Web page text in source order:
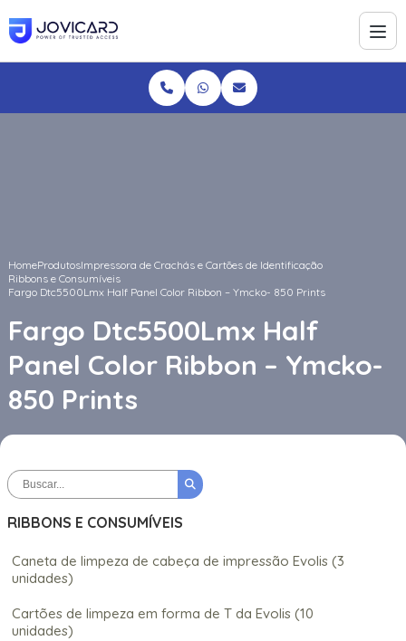
HomeProdutosImpressora de Crachás e Cartões de Identificação
Ribbons e Consumíveis
Fargo Dtc5500Lmx Half Panel Color Ribbon – Ymcko- 850 Prints
Fargo Dtc5500Lmx Half
Panel Color Ribbon – Ymcko-
850 Prints
RIBBONS E CONSUMÍVEIS
Caneta de limpeza de cabeça de impressão Evolis (3
unidades)
Cartões de limpeza em forma de T da Evolis (10
unidades)